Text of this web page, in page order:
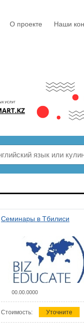
О проекте Наши
Семинары в Тбилиси
00.00.0000
Стоимость: Уточните